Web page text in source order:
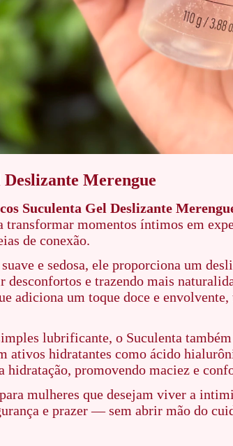
Merengue
Suculenta Gel Deslizante
transformar momentos íntimos em
de conexão.
e sedosa, ele proporciona um
desconfortos e trazendo mais
adiciona um toque doce e
lubrificante, o Suculenta
ativos hidratantes como ácido
hidratação, promovendo maciez e
mulheres que desejam viver a
e prazer — sem abrir mão do